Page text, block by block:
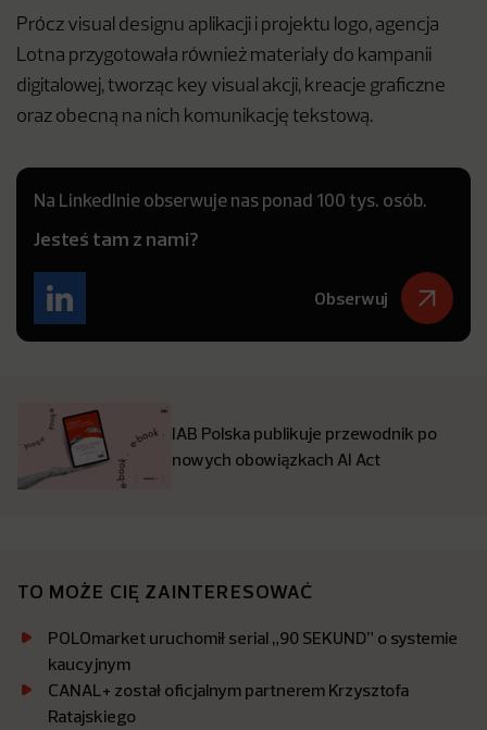
Prócz visual designu aplikacji i projektu logo, agencja
Lotna przygotowała również materiały do kampanii
digitalowej, tworząc key visual akcji, kreacje graficzne
oraz obecną na nich komunikację tekstową.
Na LinkedInie obserwuje nas ponad 100 tys. osób.
Jesteś tam z nami?
Obserwuj
IAB Polska publikuje przewodnik po
nowych obowiązkach AI Act
TO MOŻE CIĘ ZAINTERESOWAĆ
POLOmarket uruchomił serial „90 SEKUND” o systemie
kaucyjnym
CANAL+ został oficjalnym partnerem Krzysztofa
Ratajskiego